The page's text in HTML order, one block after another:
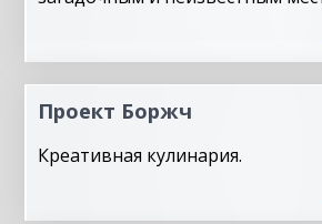
Проект Боржч
Креативная кулинария.